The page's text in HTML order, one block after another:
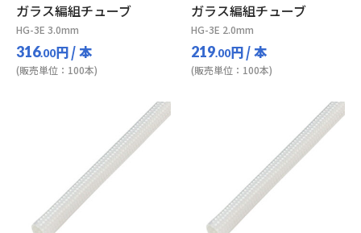
ガラス編組チューブ
HG-3E 3.0mm
316.00円/ 本
(販売単位：100本)
ガラス編組チューブ
HG-3E 2.0mm
219.00円/ 本
(販売単位：100本)